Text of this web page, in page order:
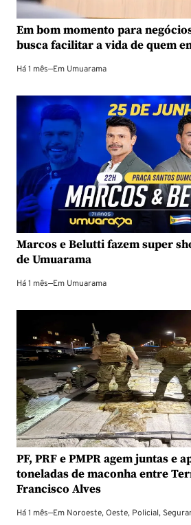
Em bom momento para
busca facilitar a vida de quem
Há 1 mês—Em Umuarama
Marcos e Belutti fazem super
de Umuarama
Há 1 mês—Em Umuarama
PF, PRF e PMPR agem juntas e
toneladas de maconha entre
Francisco Alves
Há 1 mês—Em Noroeste,Oeste, Policial,